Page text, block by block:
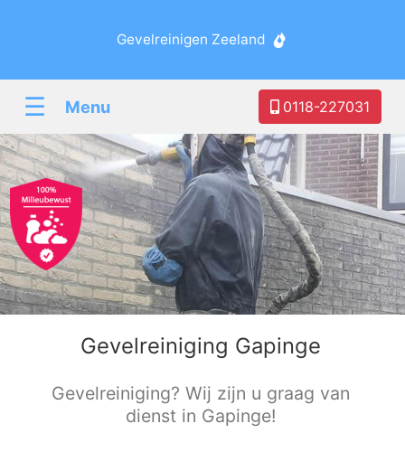
Gevelreinigen Zeeland
☰ Menu 0118-227031
Gevelreiniging Gapinge
Gevelreiniging? Wij zijn u graag van
dienst in Gapinge!